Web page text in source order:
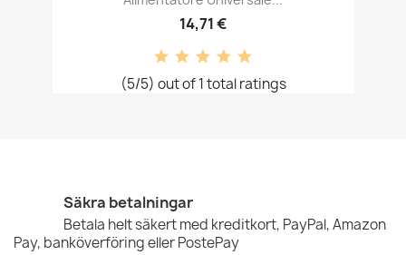
14,71 €
(5/5) out of 1 total ratings
Säkra betalningar
Betala helt säkert med kreditkort, PayPal, Amazon
Pay, banköverföring eller PostePay